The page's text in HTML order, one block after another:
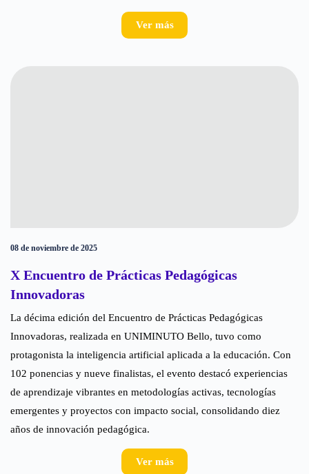
Ver más
08 de noviembre de 2025
X Encuentro de Prácticas Pedagógicas
Innovadoras
La décima edición del Encuentro de Prácticas Pedagógicas
Innovadoras, realizada en UNIMINUTO Bello, tuvo como
protagonista la inteligencia artificial aplicada a la educación. Con
102 ponencias y nueve finalistas, el evento destacó experiencias
de aprendizaje vibrantes en metodologías activas, tecnologías
emergentes y proyectos con impacto social, consolidando diez
años de innovación pedagógica.
Ver más